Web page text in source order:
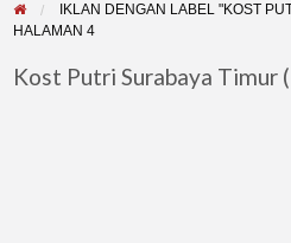
IKLAN DENGAN LABEL "KOST
HALAMAN 4
Kost Putri Surabaya Timur